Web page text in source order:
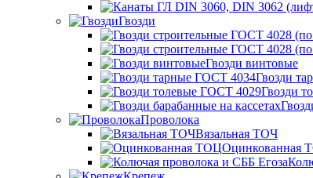
Гвозди
Гвозди винтовые
Гвозди
Гвозди
Проволока
Вязальная ТОЧ
Оцинкованная